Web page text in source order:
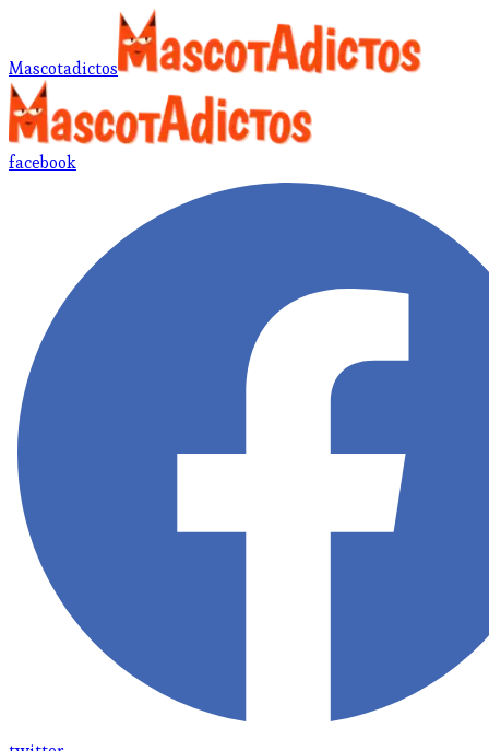
Mascotadictos
facebook